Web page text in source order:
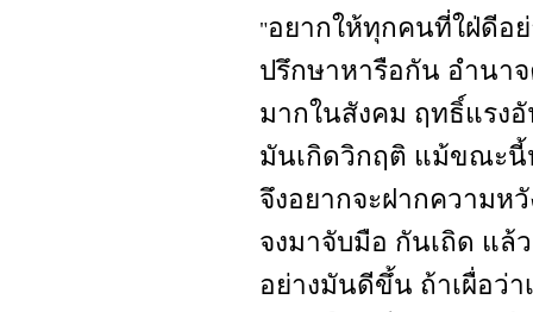
"อยากให้ทุกคนที่ใฝ่ดีอ
ปรึกษาหารือกัน อำนา
มากในสังคม ฤทธิ์แรง
มันเกิดวิกฤติ แม้ขณะ
จึงอยากจะฝากความห
จงมาจับมือ กันเถิด แล้
อย่างมันดีขึ้น ถ้าเผื่อว่า